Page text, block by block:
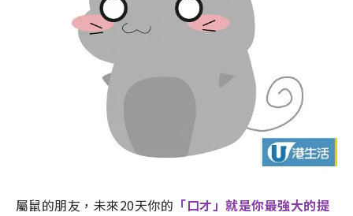
屬鼠的朋友，未來20天你的 「口才」就是你最強大的提